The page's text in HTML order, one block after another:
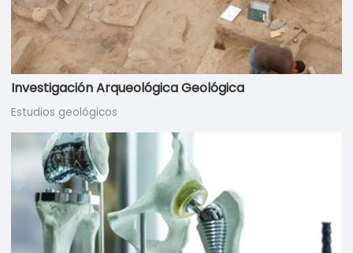
Investigación Arqueológica Geológica
Estudios geológicos